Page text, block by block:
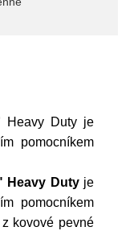
Heavy Duty je
pomocníkem
Heavy Duty je
pomocníkem
kovové pevné